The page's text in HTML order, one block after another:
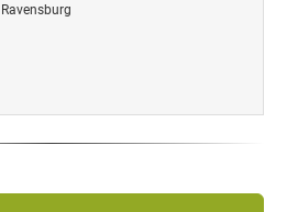
Ravensburg